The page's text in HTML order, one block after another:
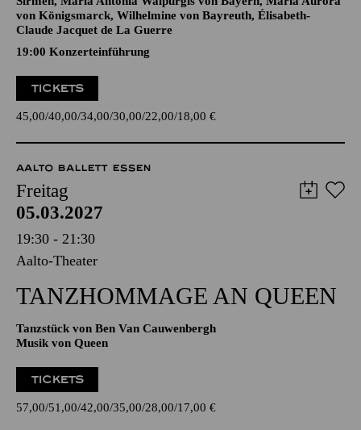
Werke von Andrea Bernasconi, Anna Amalia von Preußen,
Camilla de Rossi, Julie Pinel, Maddalena Laura Lombardini
Sirmen, Maria Antonia Walpurgis von Bayern, Maria Aurora
Claude Jacquet de La Guerre
19:00 Konzerteinführung
45,00 40,00 34,00 30,00 22,00
AALTO BALLETT ESSEN
Freitag
05.03.2027
19:30 - 21:30
TANZ­HOMMAGE AN QUEEN
Tanzstück von Ben Van Cauwenbergh
Musik von Queen